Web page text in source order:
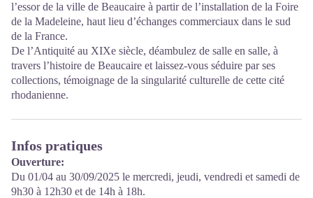
l’essor de la ville de Beaucaire à partir de l’installation de la Foire
de la Madeleine, haut lieu d’échanges commerciaux dans le sud
de la France.
De l’Antiquité au XIXe siècle, déambulez de salle en salle, à
travers l’histoire de Beaucaire et laissez-vous séduire par ses
collections, témoignage de la singularité culturelle de cette cité
rhodanienne.
Infos pratiques
Ouverture:
Du 01/04 au 30/09/2025 le mercredi, jeudi, vendredi et samedi de
9h30 à 12h30 et de 14h à 18h.